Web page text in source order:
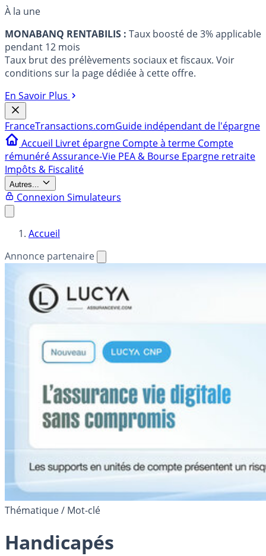
À la une
MONABANQ RENTABILIS : Taux boosté de 3% applicable
pendant 12 mois
Taux brut des prélèvements sociaux et fiscaux. Voir
conditions sur la page dédiée à cette offre.
En Savoir Plus
FranceTransactions.comGuide indépendant de l'épargne
Accueil Livret épargne Compte à terme Compte
rémunéréAssurance-Vie PEA & Bourse Epargne retraite
Impôts & Fiscalité
Autres...
Connexion Simulateurs
Accueil
Annonce partenaire
Thématique / Mot-clé
Handicapés